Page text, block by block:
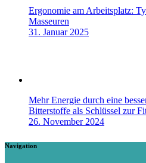
Ergonomie am Arbeitsplatz:
Masseuren
31. Januar 2025
Mehr Energie durch eine
Bitterstoffe als Schlüssel zur
26. November 2024
Navigation